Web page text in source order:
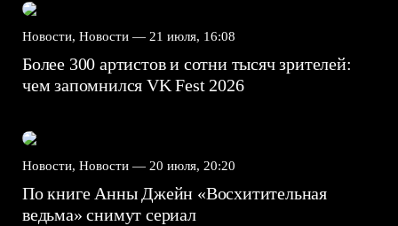
Новости, Новости — 21 июля, 16:08
Более 300 артистов и сотни тысяч зрителей:
чем запомнился VK Fest 2026
Новости, Новости — 20 июля, 20:20
По книге Анны Джейн «Восхитительная
ведьма» снимут сериал